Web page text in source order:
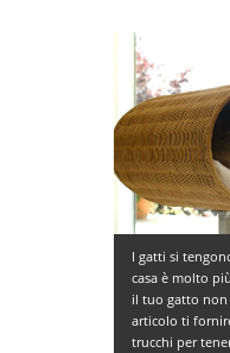
I gatti si
casa è molto
il tuo gatto
articolo ti
trucchi per